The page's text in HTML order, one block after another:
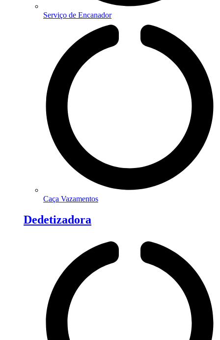
Serviço de Encanador
Caça Vazamentos
Dedetizadora